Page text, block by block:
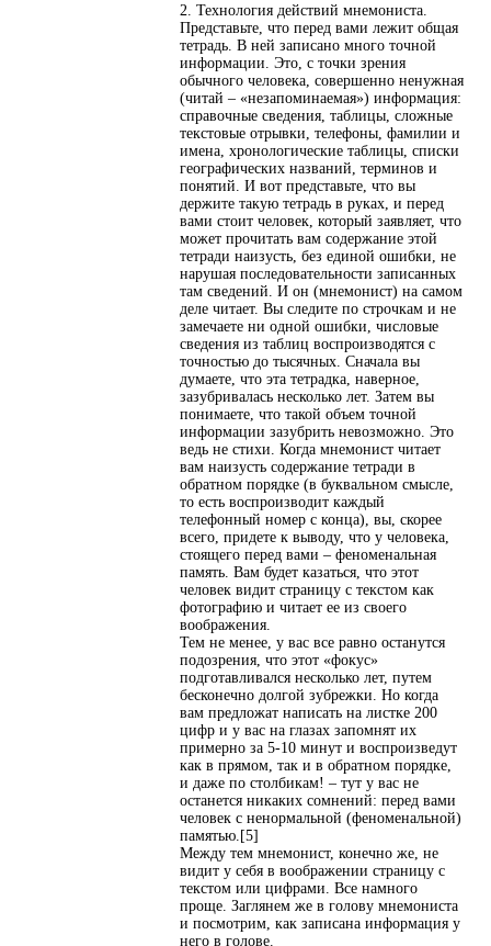
2. Технология действий мнемониста.
Представьте, что перед вами лежит общая
тетрадь. В ней записано много точной
информации. Это, с точки зрения
обычного человека, совершенно ненужная
(читай – «незапоминаемая») информация:
справочные сведения, таблицы, сложные
текстовые отрывки, телефоны, фамилии и
имена, хронологические таблицы, списки
географических названий, терминов и
понятий. И вот представьте, что вы
держите такую тетрадь в руках, и перед
вами стоит человек, который заявляет, что
может прочитать вам содержание этой
тетради наизусть, без единой ошибки, не
нарушая последовательности записанных
там сведений. И он (мнемонист) на самом
деле читает. Вы следите по строчкам и не
замечаете ни одной ошибки, числовые
сведения из таблиц воспроизводятся с
точностью до тысячных. Сначала вы
думаете, что эта тетрадка, наверное,
зазубривалась несколько лет. Затем вы
понимаете, что такой объем точной
информации зазубрить невозможно. Это
ведь не стихи. Когда мнемонист читает
вам наизусть содержание тетради в
обратном порядке (в буквальном смысле,
то есть воспроизводит каждый
телефонный номер с конца), вы, скорее
всего, придете к выводу, что у человека,
стоящего перед вами – феноменальная
память. Вам будет казаться, что этот
человек видит страницу с текстом как
фотографию и читает ее из своего
воображения.
Тем не менее, у вас все равно останутся
подозрения, что этот «фокус»
подготавливался несколько лет, путем
бесконечно долгой зубрежки. Но когда
вам предложат написать на листке 200
цифр и у вас на глазах запомнят их
примерно за 5-10 минут и воспроизведут
как в прямом, так и в обратном порядке,
и даже по столбикам! – тут у вас не
останется никаких сомнений: перед вами
человек с ненормальной (феноменальной)
памятью.[5]
Между тем мнемонист, конечно же, не
видит у себя в воображении страницу с
текстом или цифрами. Все намного
проще. Заглянем же в голову мнемониста
и посмотрим, как записана информация у
него в голове.